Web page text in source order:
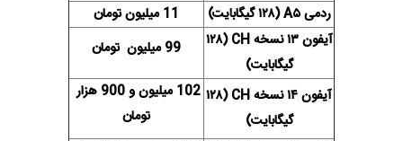
ردمی A۵ (۱۲۸ گیگابایت)
11 میلیون تومان
آیفون ۱۳ نسخه CH (۱۲۸
گیگابایت)
99 میلیون تومان
آیفون ۱۴ نسخه CH (۱۲۸
گیگابایت)
102 میلیون و 900 هزار
تومان